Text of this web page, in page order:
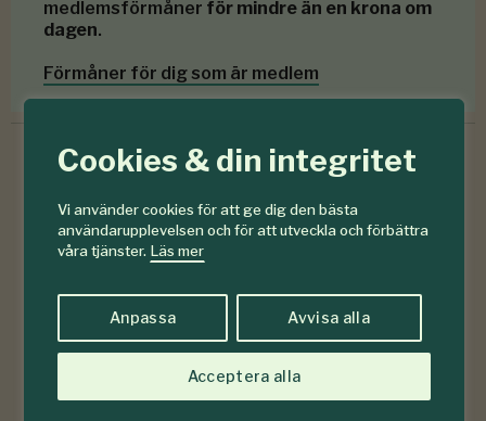
Cookies & din integritet
Vi använder cookies för att ge dig den bästa
användarupplevelsen och för att utveckla och förbättra
våra tjänster. Läs mer
Anpassa Avvisa alla
Acceptera alla
medlemsförmåner för mindre än en krona om
dagen.
Förmåner för dig som är medlem
#6-7